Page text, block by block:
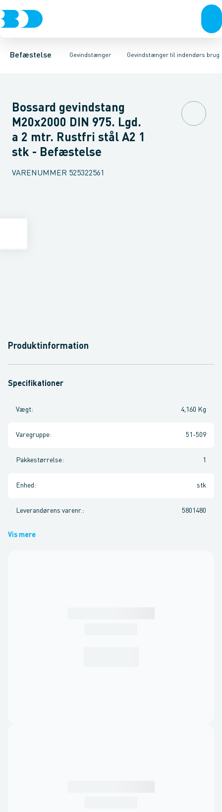
Befæstelse Gevindstænger
Bolte & sætskruerMøtrikkerSkiverSkruerSøm & dykkere
Gevindstænger til indendørs brug
Gevindstænger til udendørs brug Gevindstænger til
Gevindstænger SortGevindstænger Elgalvaniseret FZB
Bossard gevindstang
M20x2000 DIN 975. Lgd.
a 2 mtr. Rustfri stål A2 1
stk - Befæstelse
VARENUMMER 525322561
Produktinformation
Specifikationer
Vægt: 4,160 Kg
Varegruppe: 51-509
Pakkestørrelse: 1
Enhed : stk
Leverandørens varenr. : 5801480
Vis mere